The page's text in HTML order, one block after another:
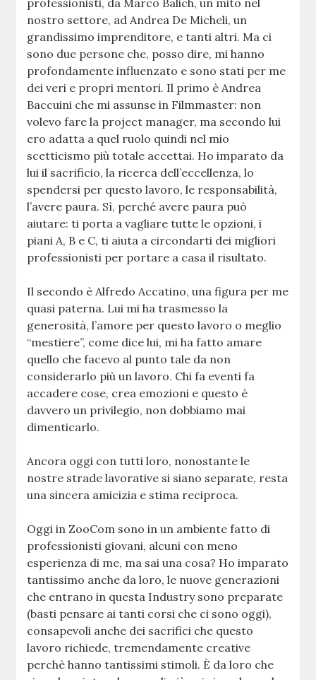
professionisti, da Marco Balich, un mito nel
nostro settore, ad Andrea De Micheli, un
grandissimo imprenditore, e tanti altri. Ma ci
sono due persone che, posso dire, mi hanno
profondamente influenzato e sono stati per me
dei veri e propri mentori. Il primo è Andrea
Baccuini che mi assunse in Filmmaster: non
volevo fare la project manager, ma secondo lui
ero adatta a quel ruolo quindi nel mio
scetticismo più totale accettai. Ho imparato da
lui il sacrificio, la ricerca dell’eccellenza, lo
spendersi per questo lavoro, le responsabilità,
l’avere paura. Sì, perché avere paura può
aiutare: ti porta a vagliare tutte le opzioni, i
piani A, B e C, ti aiuta a circondarti dei migliori
professionisti per portare a casa il risultato.
Il secondo è Alfredo Accatino, una figura per me
quasi paterna. Lui mi ha trasmesso la
generosità, l’amore per questo lavoro o meglio
“mestiere”, come dice lui, mi ha fatto amare
quello che facevo al punto tale da non
considerarlo più un lavoro. Chi fa eventi fa
accadere cose, crea emozioni e questo è
davvero un privilegio, non dobbiamo mai
dimenticarlo.
Ancora oggi con tutti loro, nonostante le
nostre strade lavorative si siano separate, resta
una sincera amicizia e stima reciproca.
Oggi in ZooCom sono in un ambiente fatto di
professionisti giovani, alcuni con meno
esperienza di me, ma sai una cosa? Ho imparato
tantissimo anche da loro, le nuove generazioni
che entrano in questa Industry sono preparate
(basti pensare ai tanti corsi che ci sono oggi),
consapevoli anche dei sacrifici che questo
lavoro richiede, tremendamente creative
perchè hanno tantissimi stimoli. È da loro che